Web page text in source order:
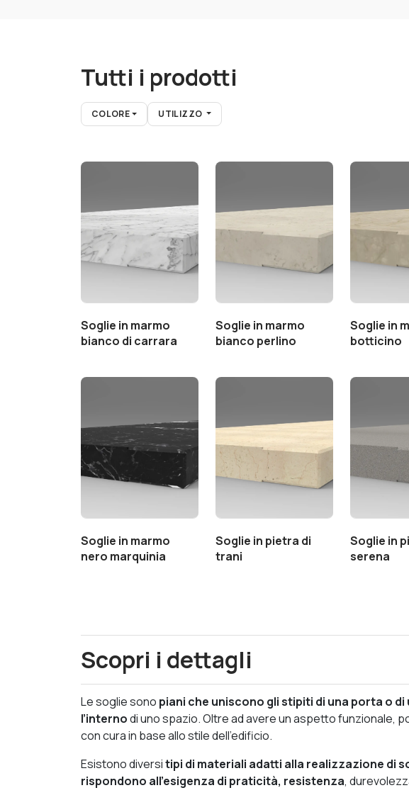
Tutti i prodotti
COLORE UTILIZZO
Soglie in marmo
bianco di carrara
Soglie in marmo
bianco perlino
Soglie in
botticino
Soglie in marmo
nero marquinia
Soglie in pietra di
trani
Soglie in
serena
Scopri i dettagli
Le soglie sono piani che uniscono gli stipiti di una porta o
l’internodi uno spazio. Oltre ad avere un aspetto funzionale,
con cura in base allo stile dell’edificio.
Esistono diversitipi di materiali adatti alla realizzazione di
rispondono all’esigenza di praticità, resistenza,